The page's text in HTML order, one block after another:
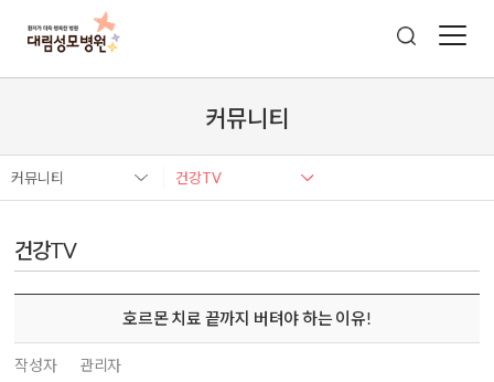
커뮤니티
커뮤니티 건강TV
건강TV
호르몬 치료 끝까지 버텨야 하는 이유!
작성자 관리자